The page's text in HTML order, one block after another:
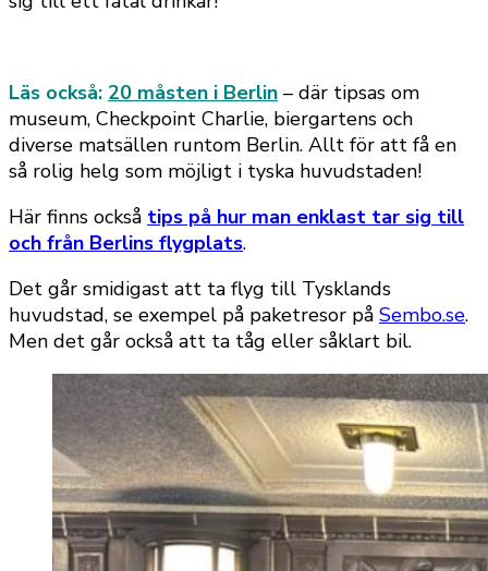
Läs också: 20 måsten i Berlin – där tipsas om
museum, Checkpoint Charlie, biergartens och
diverse matsällen runtom Berlin. Allt för att få en
så rolig helg som möjligt i tyska huvudstaden!
Här finns också tips på hur man enklast tar sig till
och från Berlins flygplats.
Det går smidigast att ta flyg till Tysklands
huvudstad, se exempel på paketresor på Sembo.se.
Men det går också att ta tåg eller såklart bil.